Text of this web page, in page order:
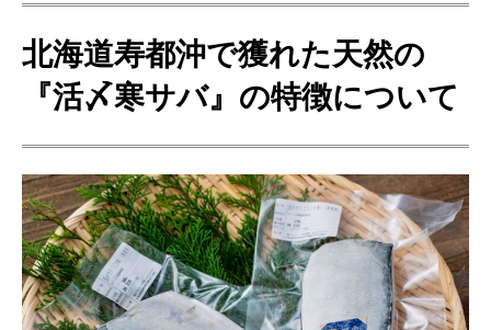
北海道寿都沖で獲れた天然の
『活〆寒サバ』の特徴について